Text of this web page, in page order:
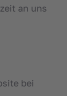
an uns
bei